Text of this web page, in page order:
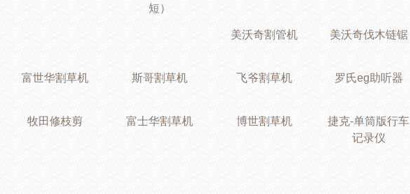
短）
美沃奇割管机 美沃奇伐木链锯
富世华割草机 斯哥割草机 飞爷割草机 罗氏eg助听器
牧田修枝剪 富士华割草机 博世割草机
捷克-单筒版行车
记录仪